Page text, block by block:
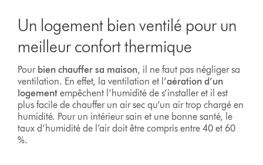
Un logement bien ventilé pour un
meilleur confort thermique
Pour bien chauffer sa maison, il ne faut pas négliger sa
ventilation. En effet, la ventilation et l’aération d’un
logement empêchent l’humidité de s’installer et il est
plus facile de chauffer un air sec qu’un air trop chargé en
humidité. Pour un intérieur sain et une bonne santé, le
taux d’humidité de l’air doit être compris entre 40 et 60
%.